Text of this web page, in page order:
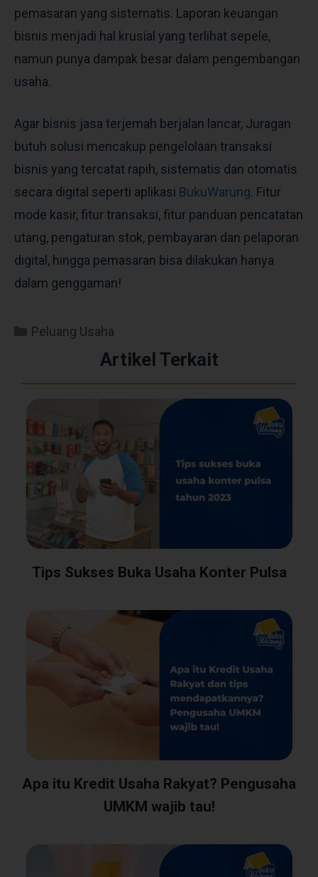
pemasaran yang sistematis. Laporan keuangan
bisnis menjadi hal krusial yang terlihat sepele,
namun punya dampak besar dalam pengembangan
usaha.
Agar bisnis jasa terjemah berjalan lancar, Juragan
butuh solusi mencakup pengelolaan transaksi
bisnis yang tercatat rapih, sistematis dan otomatis
secara digital seperti aplikasi BukuWarung. Fitur
mode kasir, fitur transaksi, fitur panduan pencatatan
utang, pengaturan stok, pembayaran dan pelaporan
digital, hingga pemasaran bisa dilakukan hanya
dalam genggaman!
Peluang Usaha
Artikel Terkait
Tips Sukses Buka Usaha Konter Pulsa
Apa itu Kredit Usaha Rakyat? Pengusaha
UMKM wajib tau!